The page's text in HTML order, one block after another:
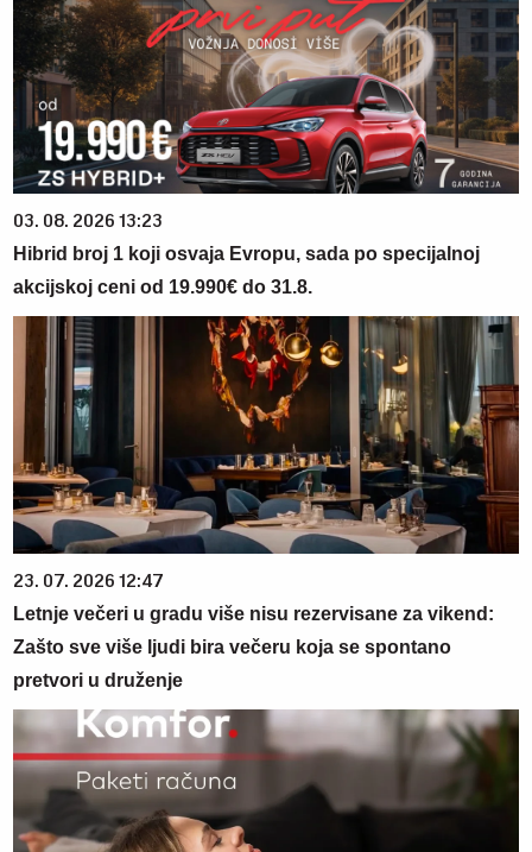
03. 08. 2026 13:23
Hibrid broj 1 koji osvaja Evropu, sada po specijalnoj
akcijskoj ceni od 19.990€ do 31.8.
23. 07. 2026 12:47
Letnje večeri u gradu više nisu rezervisane za vikend:
Zašto sve više ljudi bira večeru koja se spontano
pretvori u druženje